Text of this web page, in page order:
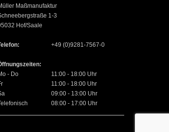
Maßmanufaktur
1-3
Hof/Saale
+49 (0)9281-7567-0
- Do
11:00 - 18:00 Uhr
11:00 - 18:00 Uhr
09:00 - 13:00 Uhr
08:00 - 17:00 Uhr